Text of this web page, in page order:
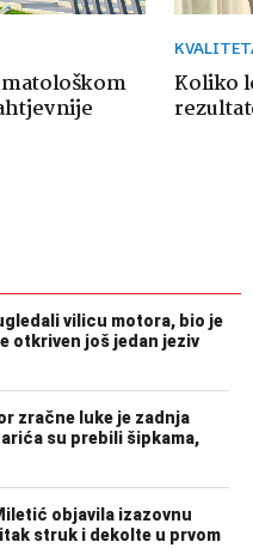
Koliko